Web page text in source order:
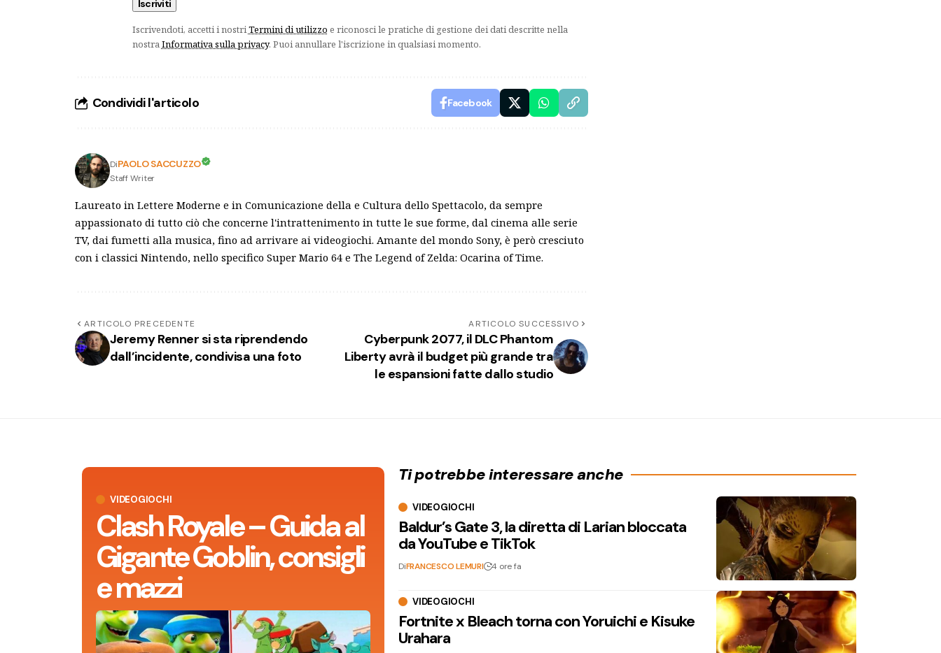
Iscrivendoti, accetti i nostriTermini di utilizzo e riconosci le pratiche di gestione dei dati descritte nella
nostraInformativa sulla privacy. Puoi annullare l'iscrizione in qualsiasi momento.
Condividi l'articolo Facebook
DiPAOLO SACCUZZO
Staff Writer
Laureato in Lettere Moderne e in Comunicazione della e Cultura dello Spettacolo, da sempre
appassionato di tutto ciò che concerne l'intrattenimento in tutte le sue forme, dal cinema alle serie
TV, dai fumetti alla musica, fino ad arrivare ai videogiochi. Amante del mondo Sony, è però cresciuto
con i classici Nintendo, nello specifico Super Mario 64 e The Legend of Zelda: Ocarina of Time.
ARTICOLO PRECEDENTE
Jeremy Renner si sta riprendendo
dall’incidente, condivisa una foto
ARTICOLO SUCCESSIVO
Cyberpunk 2077, il DLC Phantom
Liberty avrà il budget più grande tra
le espansioni fatte dallo studio
VIDEOGIOCHI
Clash Royale – Guida al
Gigante Goblin, consigli
e mazzi
Ti potrebbe interessare anche
VIDEOGIOCHI
Baldur’s Gate 3, la diretta di Larian bloccata
da YouTube e TikTok
DiFRANCESCO LEMURI 4 ore fa
VIDEOGIOCHI
Fortnite x Bleach torna con Yoruichi e Kisuke
Urahara